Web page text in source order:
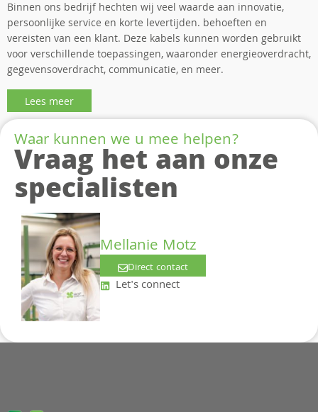
Binnen ons bedrijf hechten wij veel waarde aan innovatie,
persoonlijke service en korte levertijden. behoeften en
vereisten van een klant. Deze kabels kunnen worden gebruikt
voor verschillende toepassingen, waaronder energieoverdracht,
gegevensoverdracht, communicatie, en meer.
Lees meer
Waar kunnen we u mee helpen?
Vraag het aan onze
specialisten
Mellanie Motz
Direct contact
Let's connect